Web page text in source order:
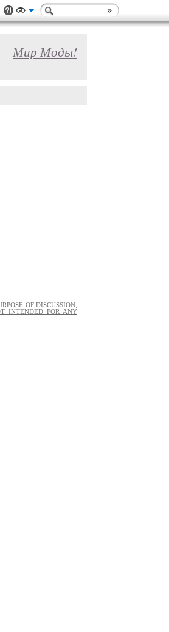
Мир Моды!
OF DISCUSSION,
INTENDED FOR ANY